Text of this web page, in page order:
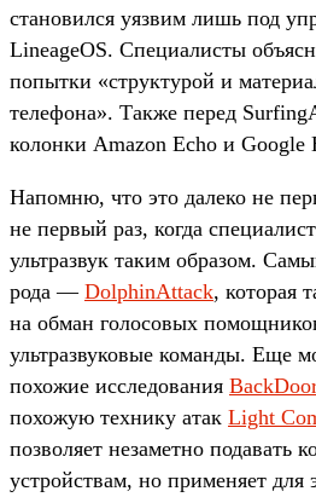
становился уязвим лишь под
LineageOS. Специалисты
попытки «структурой и
телефона». Также перед
колонки Amazon Echo и Google
Напомню, что это далеко не
не первый раз, когда
ультразвук таким образом.
рода — DolphinAttack, которая
на обман голосовых
ультразвуковые команды. Еще
похожие исследования
похожую технику атак Light
позволяет незаметно подавать
устройствам, но применяет для